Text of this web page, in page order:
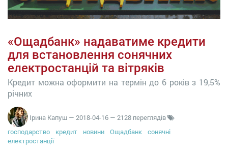
«Ощадбанк» надаватиме кредити
для встановлення сонячних
електростанцій та вітряків
Кредит можна оформити на термін до 6 років з 19,5%
річних
Ірина Капуш — 2018-04-16 — 2128 переглядів
господарство
кредит новини Ощадбанк
сонячні
електростанції